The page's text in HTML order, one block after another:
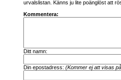
urvalslistan. Känns ju lite poänglöst att
Kommentera:
Ditt namn:
Din epostadress: (Kommer ej att visas